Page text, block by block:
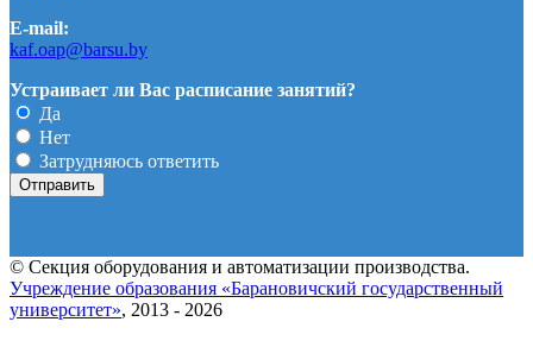
E-mail:
kaf.oap@barsu.by
Устраивает ли Вас расписание занятий?
Да
Нет
Затрудняюсь ответить
© Секция оборудования и автоматизации производства.
Учреждение образования «Барановичский государственный
университет», 2013 - 2026